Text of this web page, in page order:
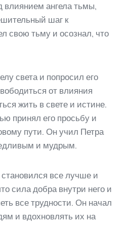
влиянием ангела тьмы,
шаг к
свою тьму и осознал, что
света и попросил его
от влияния
жить в свете и истине.
принял его просьбу и
пути. Он учил Петра
и мудрым.
все лучше и
сила добра внутри него и
все трудности. Он начал
и вдохновлять их на